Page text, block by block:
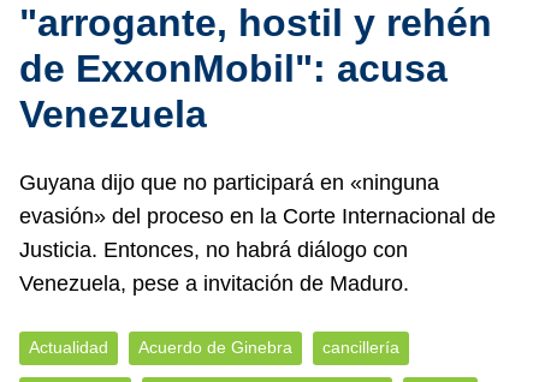
"arrogante, hostil y rehén
de ExxonMobil": acusa
Venezuela
Guyana dijo que no participará en «ninguna
evasión» del proceso en la Corte Internacional de
Justicia. Entonces, no habrá diálogo con
Venezuela, pese a invitación de Maduro.
Actualidad Acuerdo de Ginebra cancillería